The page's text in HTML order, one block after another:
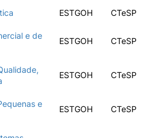
ESTGOH CTeSP
e de
ESTGOH CTeSP
ESTGOH CTeSP
e
ESTGOH CTeSP